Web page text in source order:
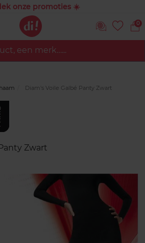
onze promoties ☀️
0
een merk…...
Diam's Voile Galbé Panty Zwart
Zwart